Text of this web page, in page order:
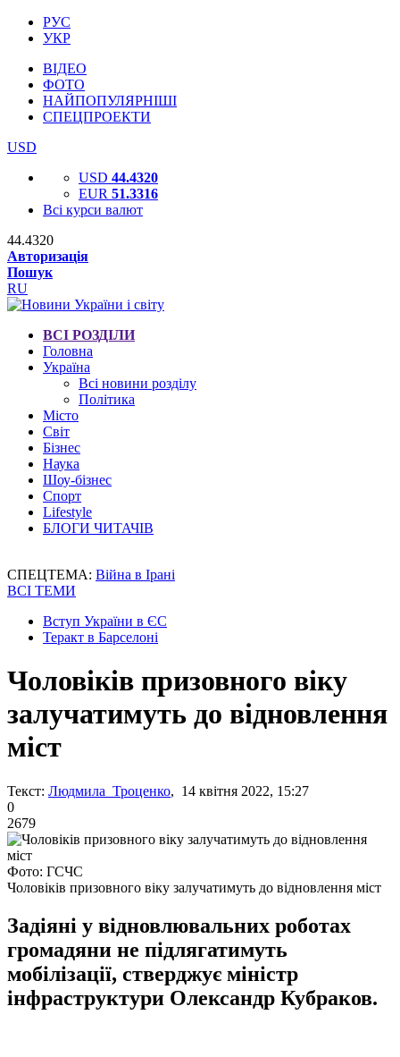
РУС
УКР
ВІДЕО
ФОТО
НАЙПОПУЛЯРНІШІ
СПЕЦПРОЕКТИ
USD
USD 44.4320
EUR 51.3316
Всі курси валют
44.4320
Авторизація
Пошук
RU
ВСІ РОЗДІЛИ
Головна
Україна
Всі новини розділу
Політика
Місто
Світ
Бізнес
Наука
Шоу-бізнес
Спорт
Lifestyle
БЛОГИ ЧИТАЧІВ
СПЕЦТЕМА: Війна в Ірані
ВСІ ТЕМИ
Вступ України в ЄС
Теракт в Барселоні
Чоловіків призовного віку
залучатимуть до відновлення
міст
Текст: Людмила Троценко, 14 квітня 2022, 15:27
0
2679
Фото: ГСЧС
Чоловіків призовного віку залучатимуть до відновлення міст
Задіяні у відновлювальних роботах
громадяни не підлягатимуть
мобілізації, стверджує міністр
інфраструктури Олександр Кубраков.